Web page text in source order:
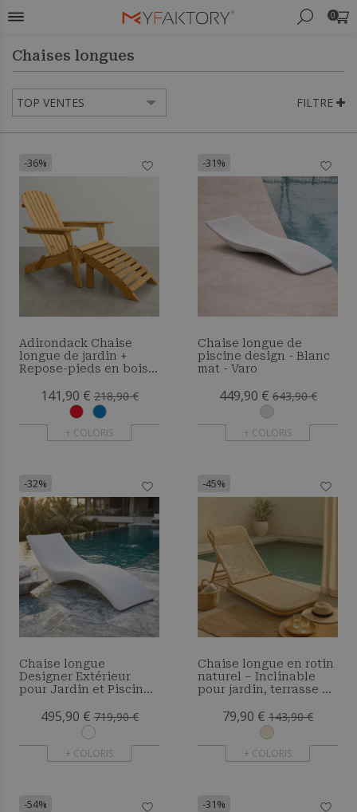
0
Chaises longues
FILTRE
-36%
Adirondack Chaise
longue de jardin +
Repose-pieds en bois -
141,90 € 218,90 €
+ COLORIS
-31%
Chaise longue de
piscine design - Blanc
mat - Varo
449,90 € 643,90 €
+ COLORIS
-32%
Chaise longue
Designer Extérieur
pour Jardin et Piscine
495,90 € 719,90 €
+ COLORIS
-45%
Chaise longue en rotin
naturel – Inclinable
pour jardin, terrasse &
79,90 € 143,90 €
+ COLORIS
-54% -31%